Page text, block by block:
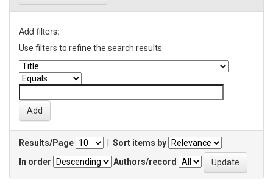
Add filters:
Use filters to refine the search results.
Results/Page
Sort items by
In order
Authors/record